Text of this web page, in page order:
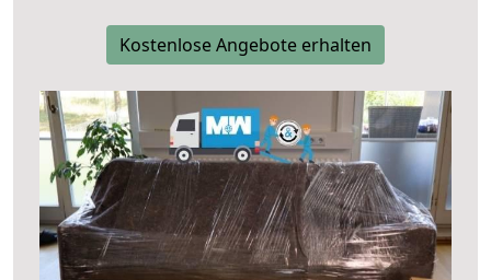
Kostenlose Angebote erhalten